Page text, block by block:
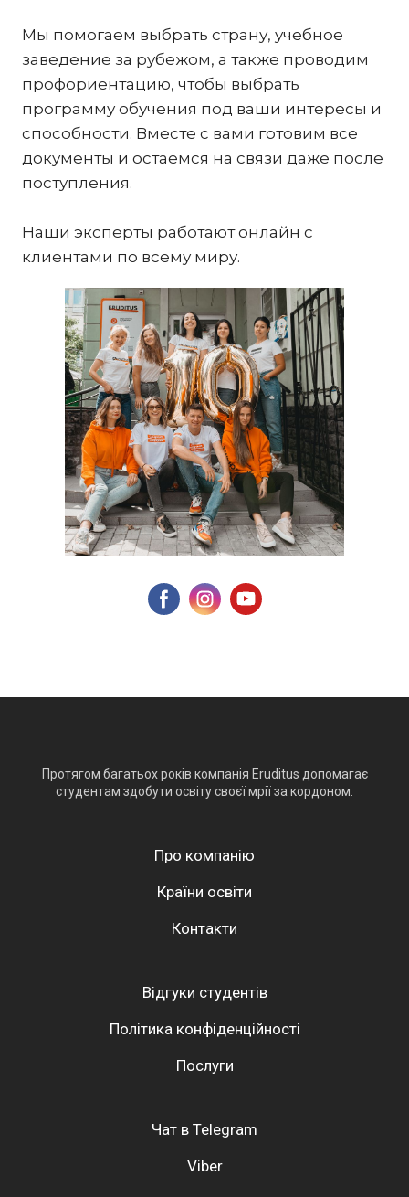
Мы помогаем выбрать страну, учебное
заведение за рубежом, а также проводим
профориентацию, чтобы выбрать
программу обучения под ваши интересы и
способности. Вместе с вами готовим все
документы и остаемся на связи даже после
поступления.
Наши эксперты работают онлайн с
клиентами по всему миру.
Протягом багатьох років компанія Eruditus допомагає
студентам здобути освіту своєї мрії за кордоном.
Про компанію
Країни освіти
Контакти
Відгуки студентів
Політика конфіденційності
Послуги
Чат в Telegram
Viber